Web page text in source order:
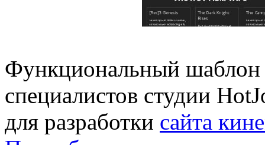
Функциональный шаблон
специалистов студии
для разработки сайта